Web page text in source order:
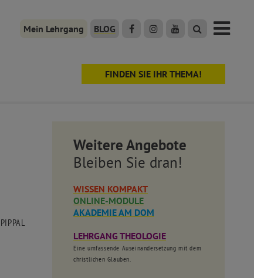
Mein Lehrgang BLOG
FINDEN SIE IHR THEMA!
PIPPAL
Weitere Angebote
Bleiben Sie dran!
WISSEN KOMPAKT
ONLINE-MODULE
AKADEMIE AM DOM
LEHRGANG THEOLOGIE
Eine umfassende Auseinandersetzung mit dem
christlichen Glauben.